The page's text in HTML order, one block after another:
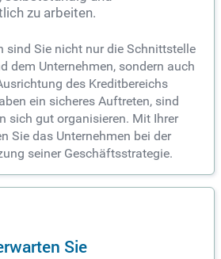
zu arbeiten.
sind Sie nicht nur die Schnittstelle
dem Unternehmen, sondern auch
des Kreditbereichs
ein sicheres Auftreten, sind
sich gut organisieren. Mit Ihrer
Sie das Unternehmen bei der
seiner Geschäftsstrategie.
Sie